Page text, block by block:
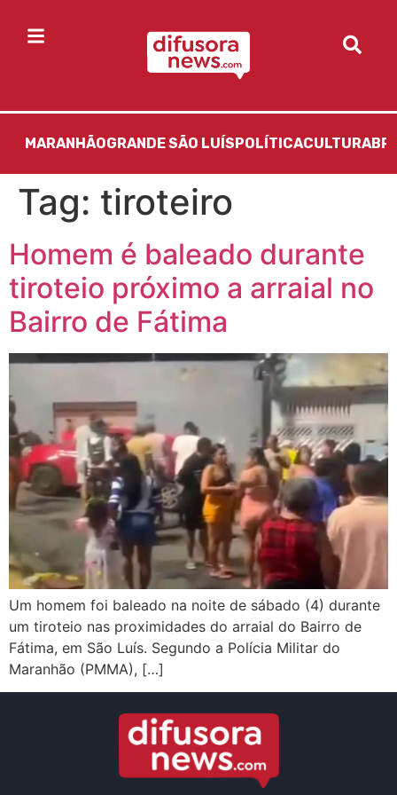
MARANHÃOGRANDE SÃO LUÍS POLÍTICACULTURA
Tag: tiroteiro
Homem é baleado durante
tiroteio próximo a arraial no
Bairro de Fátima
Um homem foi baleado na noite de sábado (4) durante
um tiroteio nas proximidades do arraial do Bairro de
Fátima, em São Luís. Segundo a Polícia Militar do
Maranhão (PMMA), […]